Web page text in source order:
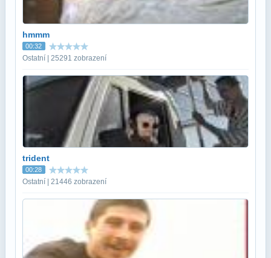
hmmm
00:32
Ostatní | 25291 zobrazení
trident
00:28
Ostatní | 21446 zobrazení